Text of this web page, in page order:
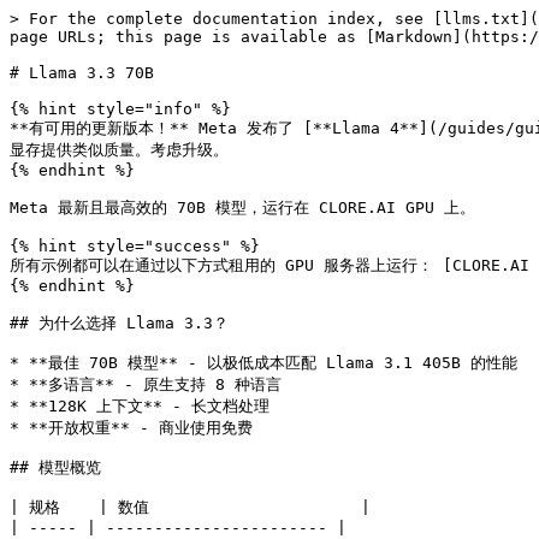
> For the complete documentation index, see [llms.txt](https://docs.clore.ai/llms.txt). Markdown versions of documentation pages are available by appending `.md` to page URLs; this page is available as [Markdown](https://docs.clore.ai/guides/guides_v2-zh/yu-yan-mo-xing/llama33.md).

# Llama 3.3 70B

{% hint style="info" %}
**有可用的更新版本！** Meta 发布了 [**Llama 4**](/guides/guides_v2-zh/yu-yan-mo-xing/llama4.md) 于 2025 年 4 月采用 MoE 架构发布 — Scout（17B 活跃，可在 RTX 4090 上运行）以极小的显存提供类似质量。考虑升级。
{% endhint %}

Meta 最新且最高效的 70B 模型，运行在 CLORE.AI GPU 上。

{% hint style="success" %}
所有示例都可以在通过以下方式租用的 GPU 服务器上运行： [CLORE.AI 市场](https://clore.ai/marketplace).
{% endhint %}

## 为什么选择 Llama 3.3？

* **最佳 70B 模型** - 以极低成本匹配 Llama 3.1 405B 的性能
* **多语言** - 原生支持 8 种语言
* **128K 上下文** - 长文档处理
* **开放权重** - 商业使用免费

## 模型概览

| 规格    | 数值                      |
| ----- | ----------------------- |
| 参数量   | 70B                     |
| 上下文长度 | 128K 标记                 |
| 训练数据  | 15T+ 标记                 |
| 语言    | EN、DE、FR、IT、PT、HI、ES、TH |
| 许可    | Llama 3.3 社区许可          |

### 与其他模型的性能比较

| 基准        | Llama 3.3 70B | Llama 3.1 405B | GPT-4o |
| --------- | ------------- | -------------- | ------ |
| MMLU      | 86.0          | 87.3           | 88.7   |
| HumanEval | 88.4          | 89.0           | 90.2   |
| 数学        | 77.0          | 73.8           | 76.6   |
| 多语言       | 91.1          | 91.6           | -      |

## GPU 要求

| 设置       | 显存    | background = Image.open("studio\_bg.jpg") | 成本                       |
| -------- | ----- | ----------------------------------------- | ------------------------ |
| Q4 量化    | 40GB  | 良好                                        | A100 40GB（约 $0.17/小时）    |
| Q8 量化    | 70GB  | 更好                                        | A100 80GB（约 $0.25/小时）    |
| FP16 全精度 | 140GB | 最佳                                        | 2x A100 80GB（约 $0.50/小时） |

**推荐：** 使用 Q4 量化的 A100 40GB 以获得最佳性价比。

## 在 CLORE.AI 上快速部署

### 使用 Ollama（最简单）

**Docker 镜像：**

```
ollama/ollama
```

**端口：**

```
22/tcp
11434/http
```

**部署后：**

```bash
ollama pull llama3.3
ollama run llama3.3
```

### 使用 vLLM（生产环境）

**Docker 镜像：**

```
vllm/vllm-openai:latest
```

**端口：**

```
22/tcp
8000/http
```

**命令：**

```bash
python -m vllm.entrypoints.openai.api_server \
    --model meta-llama/Llama-3.3-70B-Instruct \
    --tensor-parallel-size 1 \
    --max-model-len 32768 \
    --host 0.0.0.0
```

## 访问您的服务

部署后，在以下位置查找您的 `http_pub` URL： **我的订单**:

1. 前往 **我的订单** 页面
2. 单击您的订单
3. 查找 `http_pub` URL（例如， `abc123.clorecloud.net`)

使用 `https://YOUR_HTTP_PUB_URL` 而不是 `localhost` 在下面的示例中。

## 安装方法

### 方法 1：Ollama（推荐用于测试）

```bash
# 安装 Ollama
curl -fsSL https://ollama.com/install.sh | sh

# 拉取 Llama 3.3（自动下载 Q4 版本）
ollama pull llama3.3

# 交互式运行
ollama run llama3.3

# 或者提供 API 服务
ollama serve
```

**API 用法：**

```bash
curl http://localhost:11434/api/generate -d '{
  "model": "llama3.3",
  "prompt": "用通俗的语言解释量子计算"
}'
```

### 方法 2：vLLM（生产）

```bash
pip install vllm

# 单 GPU（A100 40GB，使用 AWQ 量化）
python -m vllm.entrypoints.openai.api_server \
    --model casperhansen/llama-3.3-70b-instruct-awq \
    --quantization awq \
    --max-model-len 16384 \
    --host 0.0.0.0

# 多 GPU（2x A100 用于全精度